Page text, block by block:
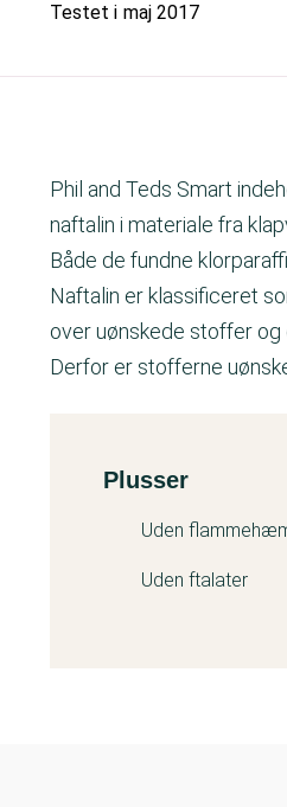
Testet i maj 2017
Phil and Teds Smart
naftalin i materiale fra
Både de fundne
Naftalin er klassificeret
over uønskede stoffer
Derfor er stofferne
Kemitest
Plusser
Uden
Uden ftalater